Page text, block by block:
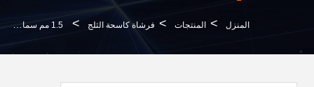
المنزل > المنتجات > فرشاة كاسحة الثلج > 1.5 مم سماكة Steelwire الملتوية ستوكات فرشاة كاسحة الأسطوانة